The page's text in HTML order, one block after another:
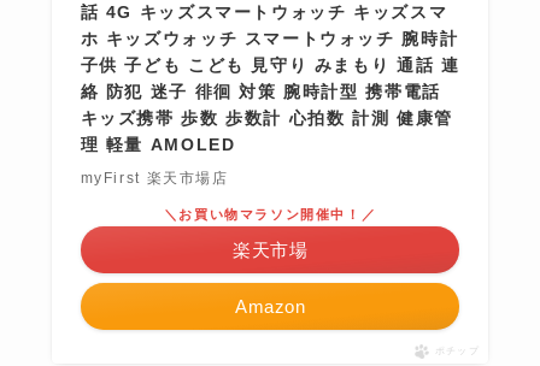
話 4G キッズスマートウォッチ キッズスマ
ホ キッズウォッチ スマートウォッチ 腕時計
子供 子ども こども 見守り みまもり 通話 連
絡 防犯 迷子 徘徊 対策 腕時計型 携帯電話
キッズ携帯 歩数 歩数計 心拍数 計測 健康管
理 軽量 AMOLED
myFirst 楽天市場店
Amazon
＼お買い物マラソン開催中！／
楽天市場
ポチップ